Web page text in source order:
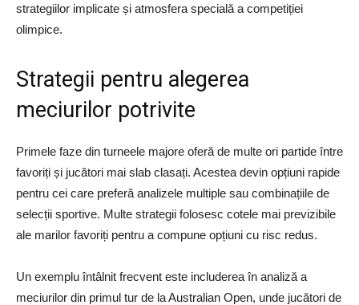
strategiilor implicate și atmosfera specială a competiției
olimpice.
Strategii pentru alegerea
meciurilor potrivite
Primele faze din turneele majore oferă de multe ori partide între
favoriți și jucători mai slab clasați. Acestea devin opțiuni rapide
pentru cei care preferă analizele multiple sau combinațiile de
selecții sportive. Multe strategii folosesc cotele mai previzibile
ale marilor favoriți pentru a compune opțiuni cu risc redus.
Un exemplu întâlnit frecvent este includerea în analiză a
meciurilor din primul tur de la Australian Open, unde jucători de